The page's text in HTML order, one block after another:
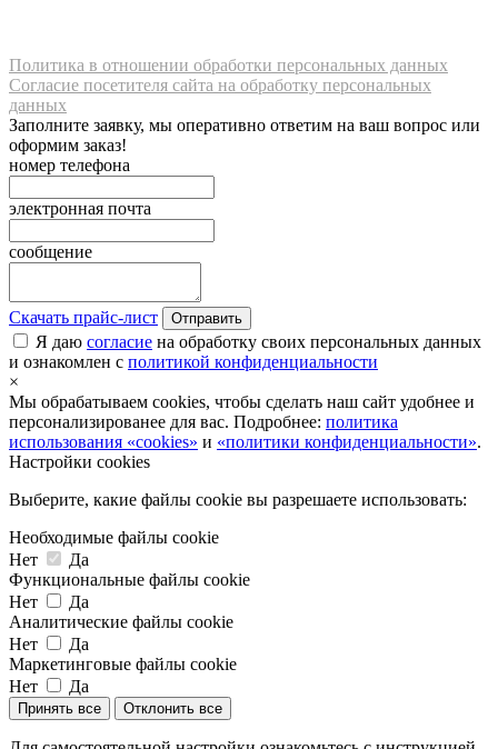
Политика в отношении обработки персональных данных
Согласие посетителя сайта на обработку персональных
данных
Заполните заявку, мы оперативно ответим на ваш вопрос или
оформим заказ!
номер телефона
электронная почта
сообщение
Скачать прайс-лист Отправить
Я даю согласие на обработку своих персональных данных
и ознакомлен с политикой конфиденциальности
×
Мы обрабатываем cookies, чтобы сделать наш сайт удобнее и
персонализированее для вас. Подробнее: политика
использования «cookies» и «политики конфиденциальности».
Настройки cookies
Выберите, какие файлы cookie вы разрешаете использовать:
Необходимые файлы cookie
Нет
Да
Функциональные файлы cookie
Нет
Да
Аналитические файлы cookie
Нет
Да
Маркетинговые файлы cookie
Нет
Да
Принять все Отклонить все